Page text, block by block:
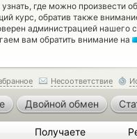
где можно произвести
курс, обратив также
администрацией нашего
вам обратить внимание на
Несоответствие
Двойной обмен
Получаете